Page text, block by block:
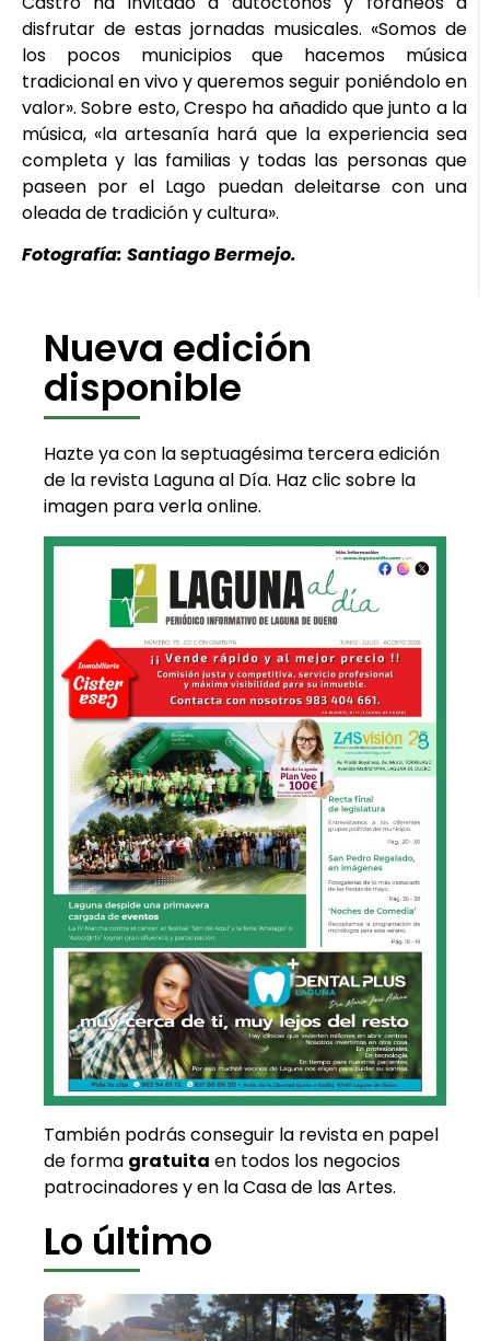
disfrutar de estas jornadas musicales. «Somos de
los pocos municipios que hacemos música
tradicional en vivo y queremos seguir poniéndolo en
valor». Sobre esto, Crespo ha añadido que junto a la
música, «la artesanía hará que la experiencia sea
completa y las familias y todas las personas que
paseen por el Lago puedan deleitarse con una
oleada de tradición y cultura».
Fotografía: Santiago Bermejo.
Nueva edición
disponible
Hazte ya con la septuagésima tercera edición
de la revista Laguna al Día. Haz clic sobre la
imagen para verla online.
También podrás conseguir la revista en papel
de forma gratuita en todos los negocios
patrocinadores y en la Casa de las Artes.
Lo último